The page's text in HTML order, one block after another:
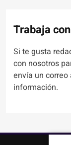
Trabaja
Si te gusta
con nosotros
envía un
información.